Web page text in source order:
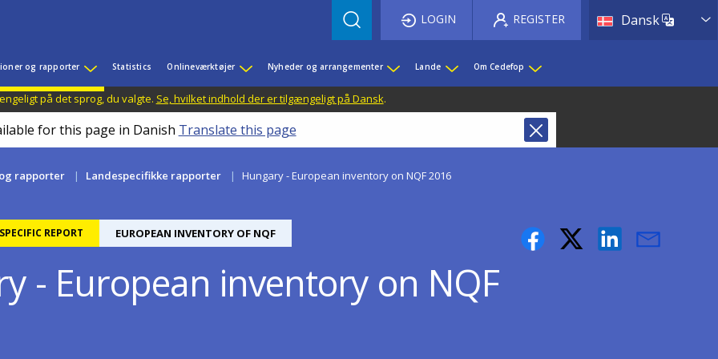
Dansk List
LOGIN REGISTER
og rapporter Statistics Onlineværktøjer Nyheder og arrangementer Lande Om Cedefop
på det sprog, du valgte. Se, hvilket indhold der er tilgængeligt på Dansk.
for this page in Danish Translate this page
rapporter Landespecifikke rapporter Hungary - European inventory on NQF 2016
REPORT EUROPEAN INVENTORY OF NQF
- European inventory on NQF